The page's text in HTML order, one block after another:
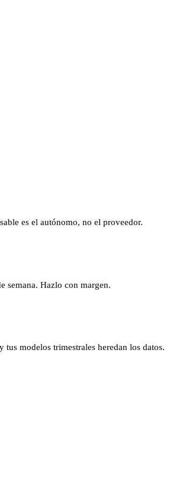
es el autónomo, no el proveedor.
semana. Hazlo con margen.
modelos trimestrales heredan los datos.